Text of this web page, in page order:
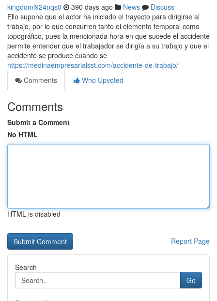
kingdoml924nqs0 390 days ago News
Discuss
Ello supone que el actor ha iniciado el trayecto para dirigirse al
trabajo, por lo que concurren tanto el elemento temporal como
topográfico, pues la mencionada hora en que sucede el accidente
permite entender que el trabajador se dirigía a su trabajo y que el
accidente se produce cuando se
https://medinaempresarialsst.com/accidente-de-trabajo/
Comments
Who Upvoted
Comments
Submit a Comment
No HTML
HTML is disabled
Report Page
Search
Go